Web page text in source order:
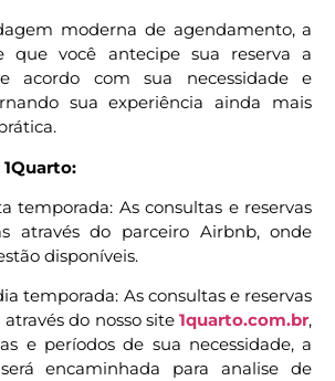
moderna de agendamento, a
que você antecipe sua reserva a
acordo com sua necessidade e
sua experiência ainda mais
temporada: As consultas e reservas
através do parceiro Airbnb, onde
disponíveis.
temporada: As consultas e reservas
do nosso site1quarto.com.br,
e períodos de sua necessidade, a
encaminhada para analise de